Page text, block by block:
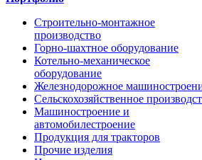
Строительно-монтажное
производство
Горно-шахтное оборудование
Котельно-механическое
оборудование
Железнодорожное
Сельскохозяйственное
Машиностроение и
автомобилестроение
Продукция для тракторов
Прочие изделия